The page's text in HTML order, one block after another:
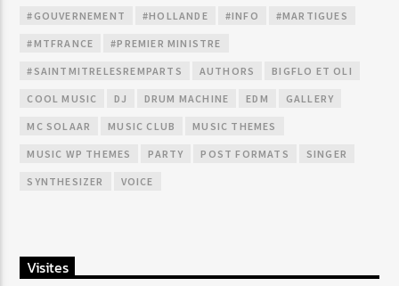
#GOUVERNEMENT #HOLLANDE #INFO #MARTIGUES
#MTFRANCE #PREMIER MINISTRE
#SAINTMITRELESREMPARTS AUTHORS BIGFLO ET OLI
COOL MUSIC DJ DRUM MACHINE EDM GALLERY
MC SOLAAR MUSIC CLUB MUSIC THEMES
MUSIC WP THEMES PARTY POST FORMATS SINGER
SYNTHESIZER VOICE
Visites